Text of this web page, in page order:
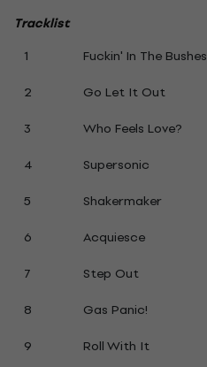
Tracklist
1
Fuckin' In The Bushes
2
Go Let It Out
3
Who Feels Love?
4
Supersonic
5
Shakermaker
6
Acquiesce
7
Step Out
8
Gas Panic!
9
Roll With It